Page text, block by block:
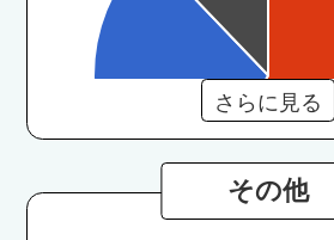
さらに見る
その他